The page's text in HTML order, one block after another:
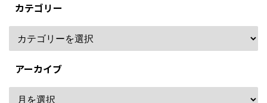
カテゴリー
アーカイブ